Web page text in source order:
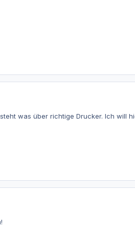
was über richtige Drucker. Ich will